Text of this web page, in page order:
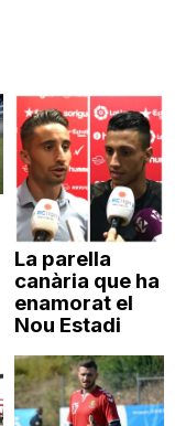
La parella
canària que ha
enamorat el
Nou Estadi